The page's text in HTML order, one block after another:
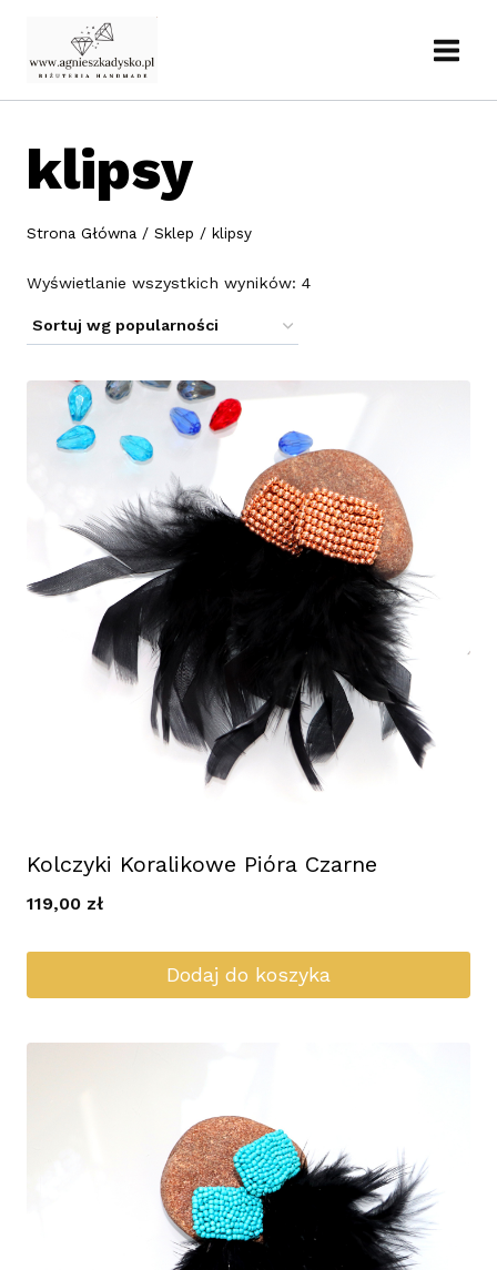
klipsy
Strona Główna / Sklep / klipsy
Wyświetlanie wszystkich wyników: 4Posortowane
Kolczyki Koralikowe Pióra Czarne
119,00 zł
Dodaj do koszyka